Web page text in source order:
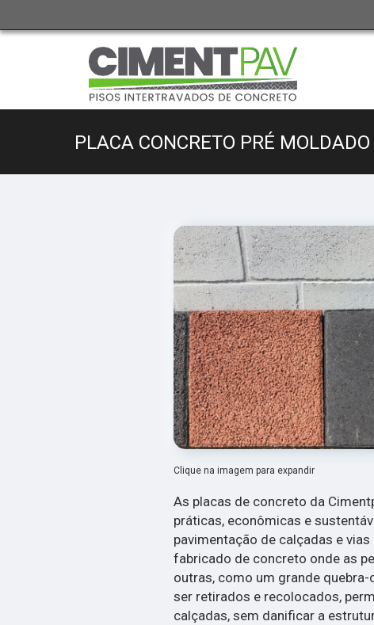
PLACA CONCRETO PRÉ
Clique na imagem para expandir
As placas de concreto da
práticas, econômicas e
pavimentação de calçadas e
fabricado de concreto onde as
outras, como um grande
ser retirados e recolocados,
calçadas, sem danificar a